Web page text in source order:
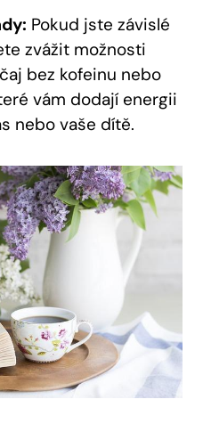
Pokud jste závislé
zvážit možnosti
bez kofeinu nebo
vám ​dodají energii⁤
nebo‍ vaše dítě.